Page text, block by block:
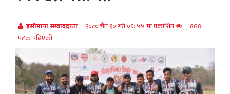
इसीमाना सम्वाददाता २०८० चैत १० गते ०६: ५५ मा प्रकाशित
868
पटक पढिएको